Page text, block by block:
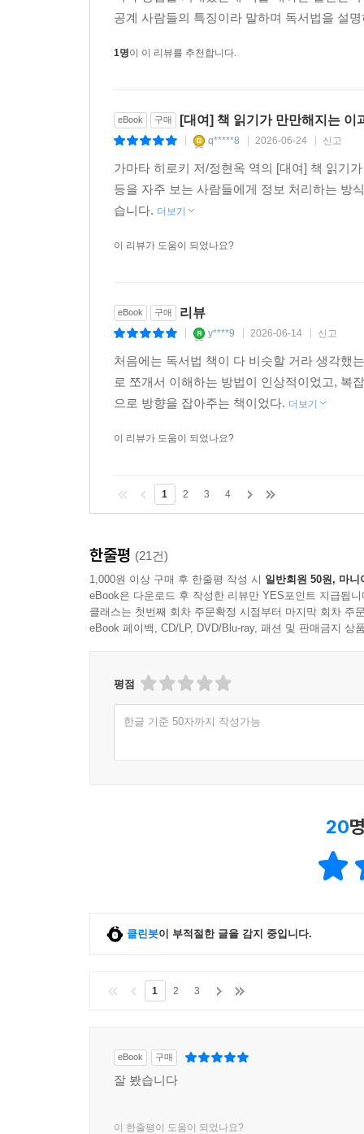
공계 사람들의 특징이라 말하며 독서법을 설
1명이 이 리뷰를 추천합니다.
eBook 구매 [대여] 책 읽기가 만만해지는 이
q*****8 2026-06-24 신고
가마타 히로키 저/정현옥 역의 [대여] 책 읽기
등을 자주 보는 사람들에게 정보 처리하는 방
습니다. 더보기
이 리뷰가 도움이 되었나요?
eBook 구매 리뷰
y****9 2026-06-14 신고
처음에는 독서법 책이 다 비슷할 거라 생각했
로 쪼개서 이해하는 방법이 인상적이었고, 복
으로 방향을 잡아주는 책이었다. 더보기
이 리뷰가 도움이 되었나요?
1 2 3 4
한줄평 (21건)
1,000원 이상 구매 후 한줄평 작성 시 일반회원 50원, 마니
eBook은 다운로드 후 작성한 리뷰만 YES포인트 지급됩니
클래스는 첫번째 회차 주문확정 시점부터 마지막 회차 주
eBook 페이백, CD/LP, DVD/Blu-ray, 패션 및 판매금지 상
평점
한글 기준 50자까지 작성가능
20
클린봇이 부적절한 글을 감지 중입니다.
1 2 3
eBook 구매
잘 봤습니다
이 한줄평이 도움이 되었나요?